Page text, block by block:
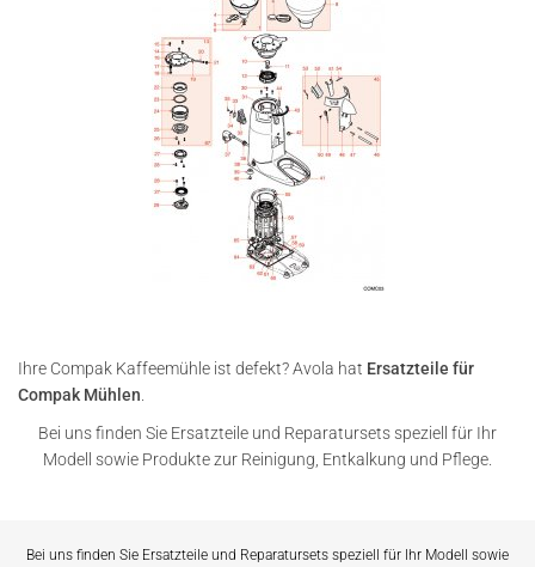
Ihre Compak Kaffeemühle ist defekt? Avola hat Ersatzteile für
Compak Mühlen
Bei uns finden Sie Ersatzteile und Reparatursets speziell für Ihr
Modell sowie Produkte zur Reinigung, Entkalkung und Pflege.
Bei uns finden Sie Ersatzteile und Reparatursets speziell für Ihr Modell sowie